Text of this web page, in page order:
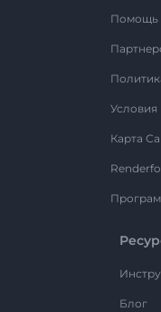
Помощь
Карта
Блог